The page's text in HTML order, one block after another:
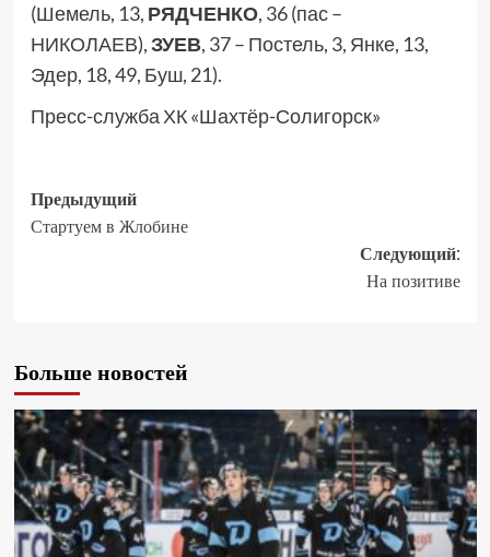
(Шемель, 13, РЯДЧЕНКО, 36 (пас –
НИКОЛАЕВ),ЗУЕВ, 37 – Постель, 3, Янке, 13,
Эдер, 18, 49, Буш, 21).
Пресс-служба ХК «Шахтёр-Солигорск»
Предыдущий
Стартуем в Жлобине
Следующий:
На позитиве
Больше новостей